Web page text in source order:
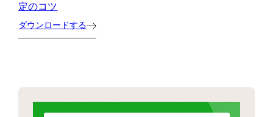
定のコツ
ダウンロードする